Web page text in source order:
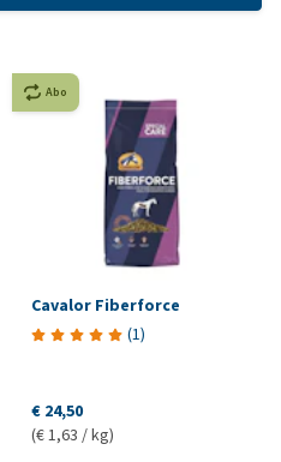
Abo
Cavalor Fiberforce
(1)
€ 24,50
(€ 1,63 / kg)